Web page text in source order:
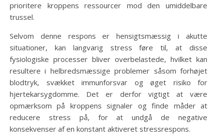
prioritere kroppens ressourcer mod den umiddelbare
trussel.
Selvom denne respons er hensigtsmæssig i akutte
situationer, kan langvarig stress føre til, at disse
fysiologiske processer bliver overbelastede, hvilket kan
resultere i helbredsmæssige problemer såsom forhøjet
blodtryk, svækket immunforsvar og øget risiko for
hjertekarsygdomme. Det er derfor vigtigt at være
opmærksom på kroppens signaler og finde måder at
reducere stress på, for at undgå de negative
konsekvenser af en konstant aktiveret stressrespons.